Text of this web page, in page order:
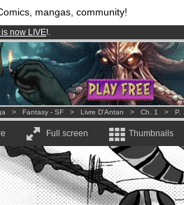
mangas, community!
is now LIVE!.
and 1000comics & mangas!.
from3.95 euros per month !Get membership
> Fantasy - SF > Livre D'Antan > Ch. 1 > P.
Full screen Thumbnails